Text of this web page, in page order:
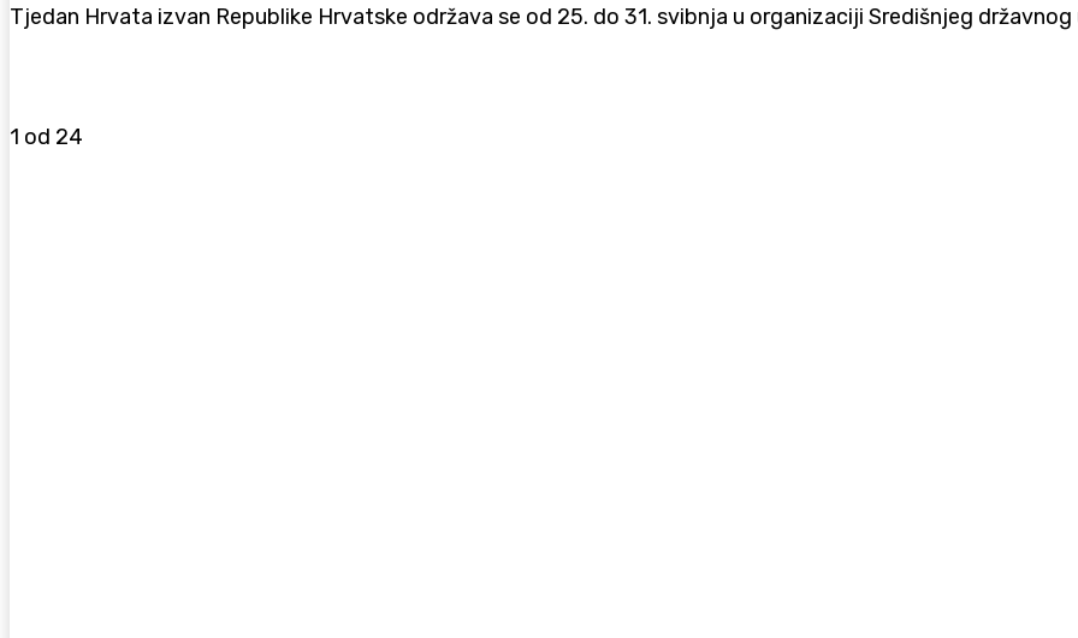
Tjedan Hrvata izvan Republike Hrvatske održava se od 25. do 31. svibnja u organizaciji Središnjeg
1 od 24